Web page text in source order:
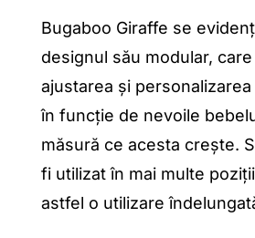
Bugaboo Giraffe se
designul său modular,
ajustarea și
în funcție de nevoile
măsură ce acesta crește.
fi utilizat în mai multe
astfel o utilizare